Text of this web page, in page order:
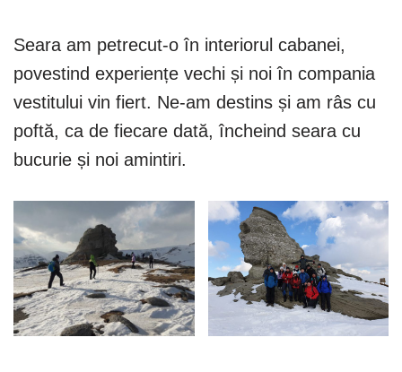
Seara am petrecut-o în interiorul cabanei,
povestind experiențe vechi și noi în compania
vestitului vin fiert. Ne-am destins și am râs cu
poftă, ca de fiecare dată, încheind seara cu
bucurie și noi amintiri.